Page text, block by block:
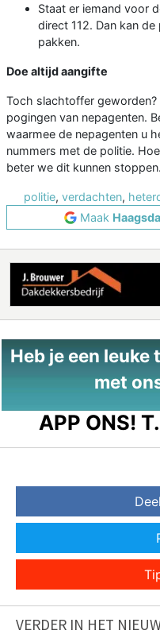
Staat er iemand voor
direct 112. Dan kan
pakken.
Doe altijd aangifte
Toch slachtoffer
pogingen van nepagenten.
waarmee de nepagenten u
nummers met de politie.
beter we dit kunnen stoppen.
politie, verdachten,
Maak
Heb je een
met
APP ONS! T.
VERDER IN HET